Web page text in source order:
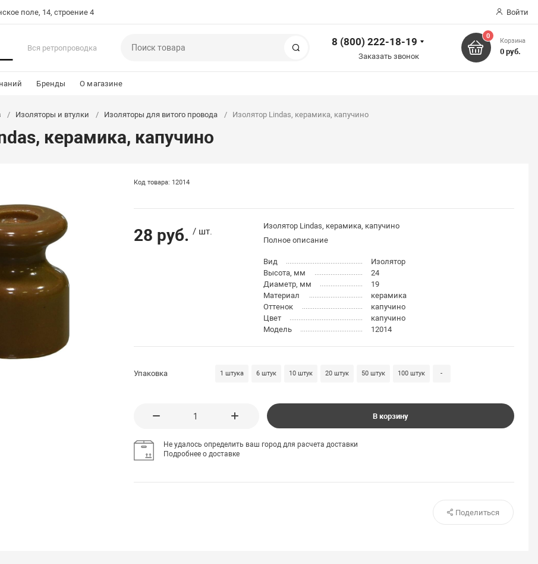
поле, 14, строение 4 Войти
Вся ретропроводка 8 (800) 222-18-19
Заказать звонок
0
Корзина
0 руб.
Бренды О магазине
Изоляторы и втулки Изоляторы для витого провода Изолятор Lindas, керамика, капучино
керамика, капучино
Код товара: 12014
28 руб. / шт.
Изолятор Lindas, керамика, капучино
Полное описание
Вид
Изолятор
Высота, мм
24
Диаметр, мм
19
Материал
керамика
Оттенок
капучино
Цвет
капучино
Модель
12014
Упаковка 1 штука 6 штук 10 штук 20 штук 50 штук 100 штук -
В корзину
Не удалось определить ваш город для расчета доставки
Подробнее о доставке
Поделиться